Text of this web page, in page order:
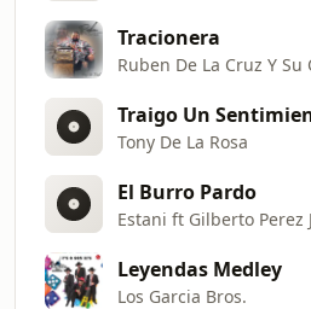
Tracionera
Ruben De La Cruz Y
Traigo Un
Tony De La Rosa
El Burro Pardo
Estani ft Gilberto Perez
Leyendas Medley
Los Garcia Bros.